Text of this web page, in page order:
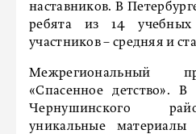
наставников. В
ребята из 14 учебных
участников – средняя и
Межрегиональный
«Спасенное
Чернушинского
уникальные